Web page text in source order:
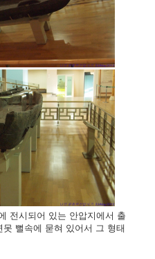
전시되어 있는 안압지에서 출
뻘속에 묻혀 있어서 그 형태